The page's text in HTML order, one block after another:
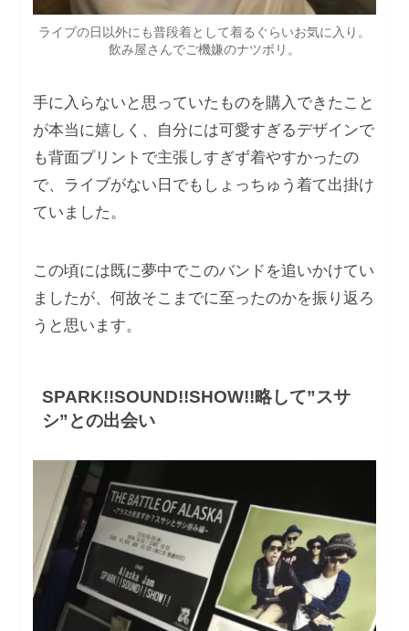
ライブの⽇以外にも普段着として着るぐらいお気に⼊り。
飲み屋さんでご機嫌のナツボリ。
⼿に⼊らないと思っていたものを購⼊できたこと
が本当に嬉しく、⾃分には可愛すぎるデザインで
も背⾯プリントで主張しすぎず着やすかったの
で、ライブがない⽇でもしょっちゅう着て出掛け
ていました。
この頃には既に夢中でこのバンドを追いかけてい
ましたが、何故そこまでに⾄ったのかを振り返ろ
うと思います。
SPARK!!SOUND!!SHOW!!略して”スサ
シ”との出会い